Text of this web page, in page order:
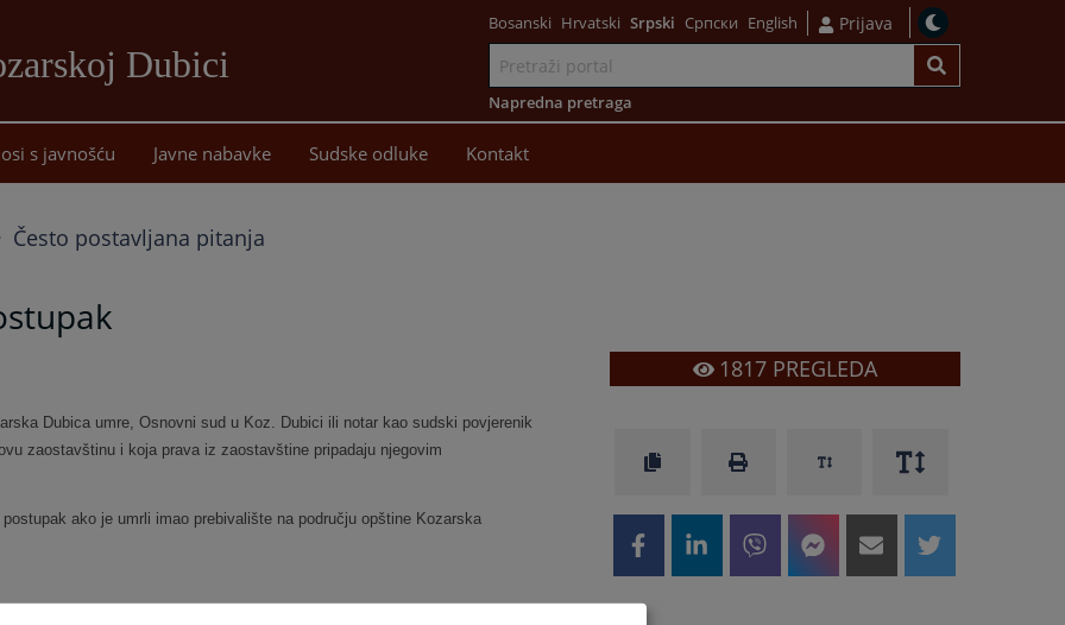
Dubici
sadržaj
Bosanski Hrvatski Srpski Српски English Prijava
Napredna pretraga
s javnošću Javne nabavke Sudske odluke Kontakt
Često postavljana pitanja
Dubica umre, Osnovni sud u Koz. Dubici ili notar kao sudski povjerenik
zaostavštinu i koja prava iz zaostavštine pripadaju njegovim
postupak ako je umrli imao prebivalište na području opštine Kozarska
1817PREGLEDA